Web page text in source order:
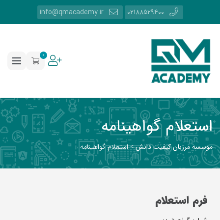
02188529400
info@qmacademy.ir
0
استعلام گواهینامه
موسسه مرزبان کیفیت دانش>استعلام گواهینامه
فرم استعلام